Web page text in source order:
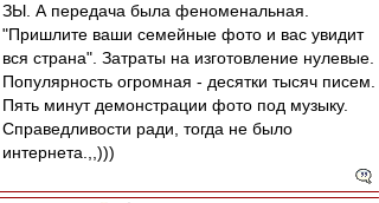
ЗЫ. А передача была феноменальная.
"Пришлите ваши семейные фото и вас увидит
вся страна". Затраты на изготовление нулевые.
Популярность огромная - десятки тысяч писем.
Пять минут демонстрации фото под музыку.
Справедливости ради, тогда не было
интернета.,,)))